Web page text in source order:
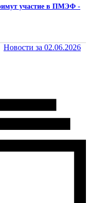
участие в ПМЭФ -
Новости за 02.06.2026